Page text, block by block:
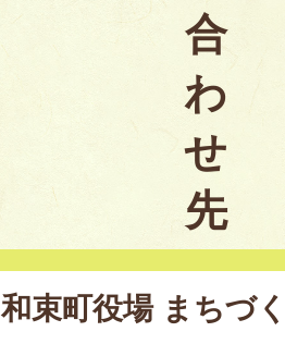
合
わ
せ
先
和束町役場 まちづ